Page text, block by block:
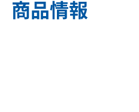
商品情報